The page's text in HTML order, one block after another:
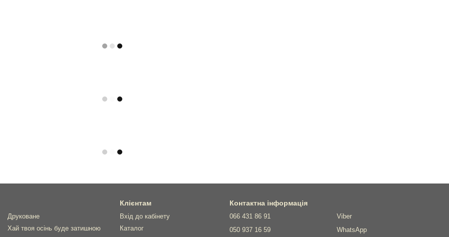
Друковане
Хай твоя осінь буде затишною
Клієнтам
Вхід до кабінету
Каталог
Контактна інформація
066 431 86 91
050 937 16 59
Viber
WhatsApp